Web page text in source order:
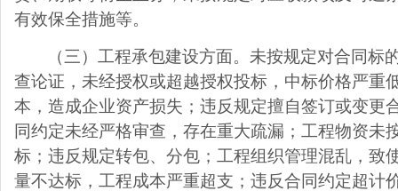
有效保全措施等。
（三）工程承包建设方面。未按规定对合同标
查论证，未经授权或超越授权投标，中标价格严重
本，造成企业资产损失；违反规定擅自签订或变更
同约定未经严格审查，存在重大疏漏；工程物资未
标；违反规定转包、分包；工程组织管理混乱，致
量不达标，工程成本严重超支；违反合同约定超计